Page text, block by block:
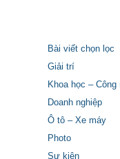
Bài viết chọn lọc
Giải trí
Khoa học – Công
Doanh nghiệp
Ô tô – Xe máy
Photo
Sự kiện